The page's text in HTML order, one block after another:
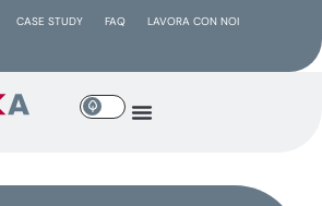
CASE STUDY FAQ LAVORA CON NOI